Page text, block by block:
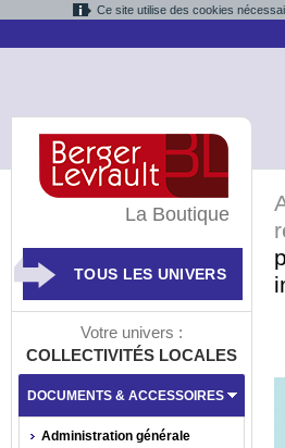
Ce site utilise des cookies
La Boutique
TOUS LES UNIVERS
Votre univers :
COLLECTIVITÉS LOCALES
DOCUMENTS & ACCESSOIRES
Administration générale